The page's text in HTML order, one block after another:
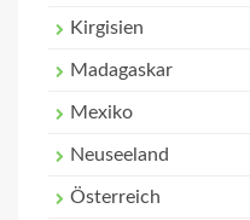
Kirgisien
Madagaskar
Mexiko
Neuseeland
Österreich